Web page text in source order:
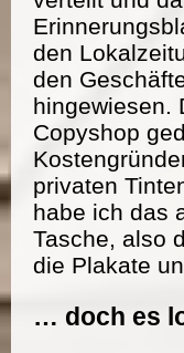
den
den
hingewiesen.
Copyshop
privaten
habe ich das
Tasche, also
die Plakate
… doch es